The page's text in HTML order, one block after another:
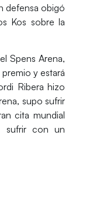
defensa obigó
Kos sobre la
elSpens Arena,
y estará
Ribera hizo
, supo sufrir
cita mundial
sufrir con un